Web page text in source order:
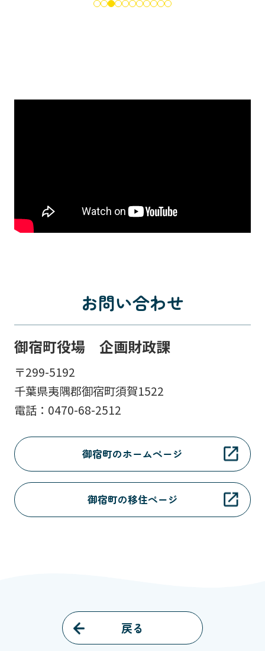
お問い合わせ
御宿町役場 企画財政課
〒299-5192
千葉県夷隅郡御宿町須賀1522
電話：0470-68-2512
御宿町のホームページ
御宿町の移住ページ
戻る